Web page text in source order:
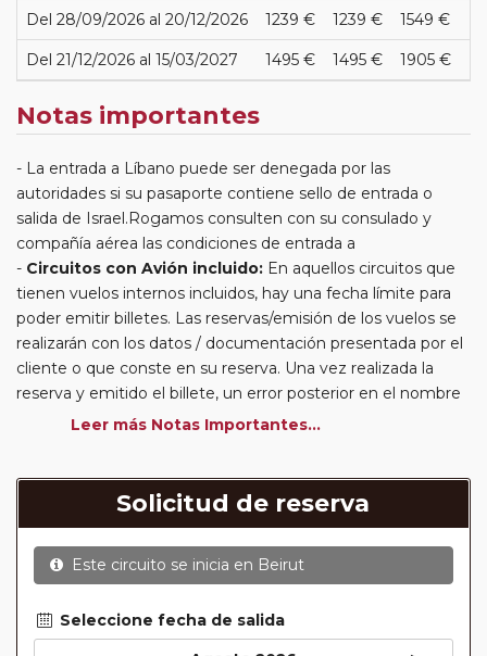
Del 28/09/2026 al 20/12/2026 1239 € 1239 € 1549 €
Del 21/12/2026 al 15/03/2027 1495 € 1495 € 1905 €
Notas importantes
La entrada a Líbano puede ser denegada por las
autoridades si su pasaporte contiene sello de entrada o
salida de Israel.Rogamos consulten con su consulado y
compañía aérea las condiciones de entrada a
Circuitos con Avión incluido: En aquellos circuitos que
tienen vuelos internos incluidos, hay una fecha límite para
poder emitir billetes. Las reservas/emisión de los vuelos se
realizarán con los datos / documentación presentada por el
cliente o que conste en su reserva. Una vez realizada la
reserva y emitido el billete, un error posterior en el nombre
o un nombre incompleto, puede provocar la invalidez del
generados de cancelación y nueva emisión. Hacer una
reserva nueva puede implicar la posibilidad de no conseguir
plazas en los mismos vuelos previstos. Las compañías
aéreas se reservan el derecho de que un billete con un
pasaporte pueda ser motivo para denegar el embarque a
un viajero.
Leer más Notas Importantes...
Solicitud de reserva
Este circuito se inicia en Beirut
Seleccione fecha de salida